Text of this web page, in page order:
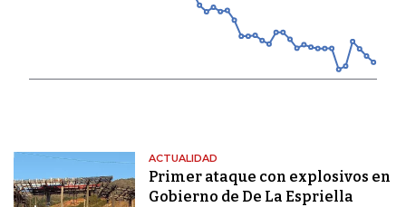
ACTUALIDAD
Primer ataque con explosivos en
Gobierno de De La Espriella